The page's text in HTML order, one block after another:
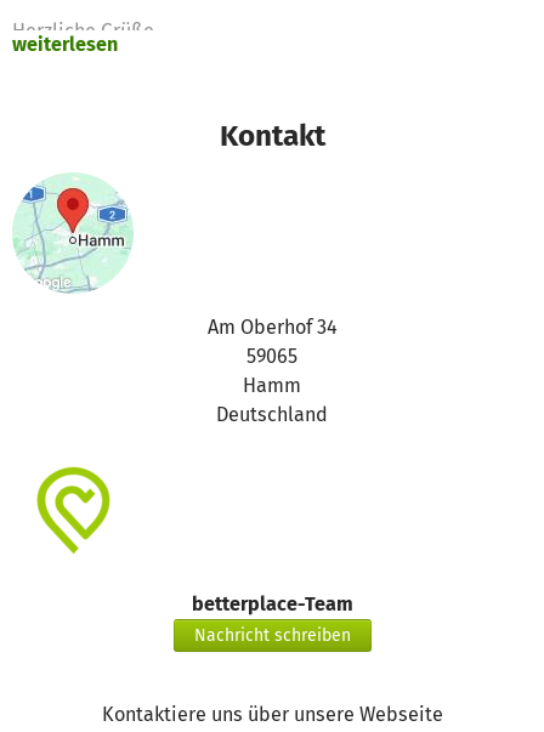
Herzliche Grüße
weiterlesen
Kontakt
Am Oberhof 34
59065
Hamm
Deutschland
betterplace-Team
Nachricht schreiben
Kontaktiere uns über unsere Webseite